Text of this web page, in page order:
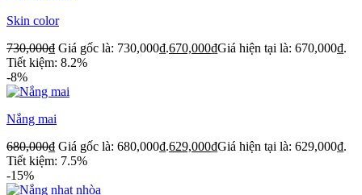
Skin color
730,000₫ Giá gốc là: 730,000₫.670,000₫Giá hiện tại là: 670,000₫.
Tiết kiệm: 8.2%
-8%
Nắng mai
680,000₫ Giá gốc là: 680,000₫.629,000₫Giá hiện tại là: 629,000₫.
Tiết kiệm: 7.5%
-15%